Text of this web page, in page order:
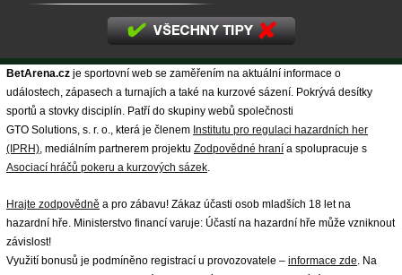
BetArena.cz je sportovní web se zaměřením na aktuální informace o
událostech, zápasech a turnajích a také na kurzové sázení. Pokrývá desítky
sportů a stovky disciplín. Patří do skupiny webů společnosti
GTO Solutions, s. r. o., která je členem Institutu pro regulaci hazardních her
(IPRH) , mediálním partnerem projektu Zodpovědné hraní a spolupracuje s
Asociací hráčů pokeru a kurzových sázek
Hrajte zodpovědně a pro zábavu! Zákaz účasti osob mladších 18 let na
hazardní hře. Ministerstvo financí varuje: Účastí na hazardní hře může vzniknout
závislost!
Využití bonusů je podmíněno registrací u provozovatele – informace zde . Na